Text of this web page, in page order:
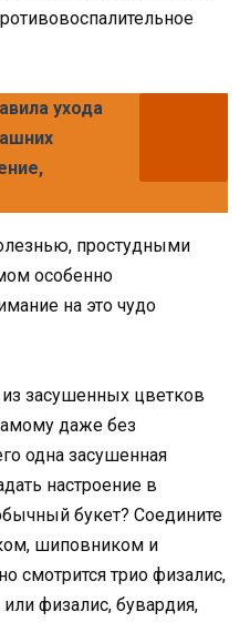
ухода
простудными
особенно
на это чудо
засушенных цветков
даже без
одна засушенная
настроение в
букет? Соедините
шиповником и
смотрится трио физалис,
физалис, бувардия,